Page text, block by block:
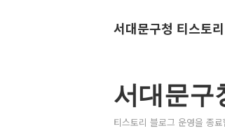
서대문구청 티스토
서대문구
티스토리 블로그 운영을 종